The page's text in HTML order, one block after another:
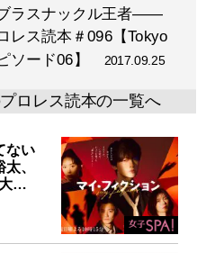
ラスナックル王者――
レス読本＃096【Tokyo
ソード06】
2017.09.25
ロレス読本の一覧へ
ない
、
…